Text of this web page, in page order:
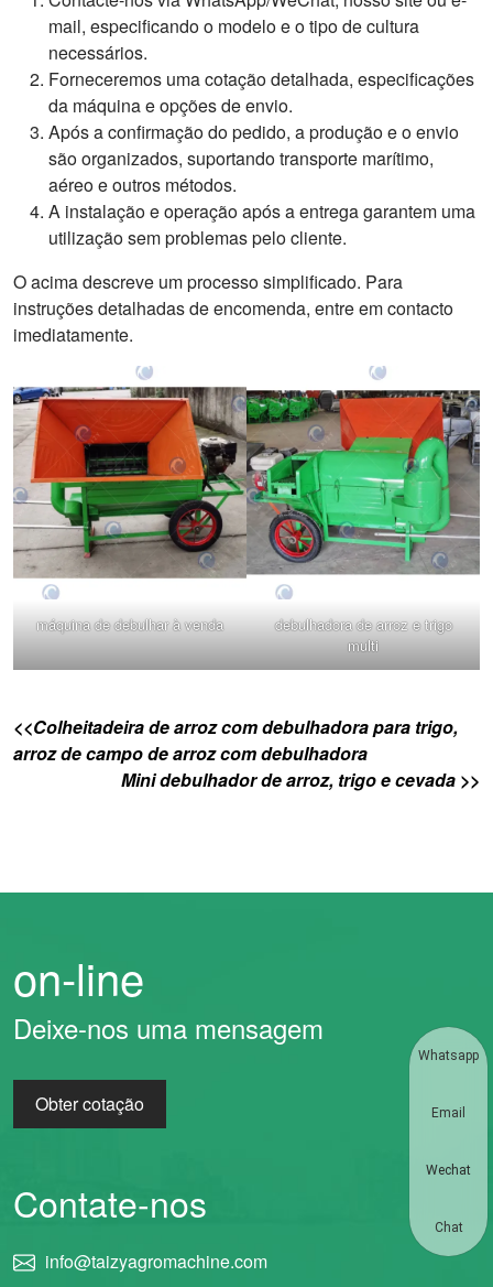
mail, especificando o modelo e o tipo de cultura
necessários.
Forneceremos uma cotação detalhada, especificações
da máquina e opções de envio.
Após a confirmação do pedido, a produção e o envio
são organizados, suportando transporte marítimo,
aéreo e outros métodos.
A instalação e operação após a entrega garantem uma
utilização sem problemas pelo cliente.
O acima descreve um processo simplificado. Para
instruções detalhadas de encomenda, entre em contacto
imediatamente.
máquina de debulhar à venda
debulhadora de arroz e trigo
multi
<<Colheitadeira de arroz com debulhadora para trigo,
arroz de campo de arroz com debulhadora
Mini debulhador de arroz, trigo e cevada >>
on-line
Deixe-nos uma mensagem
Obter cotação
Contate-nos
info@taizyagromachine.com
Whatsapp
Email
Wechat
Chat